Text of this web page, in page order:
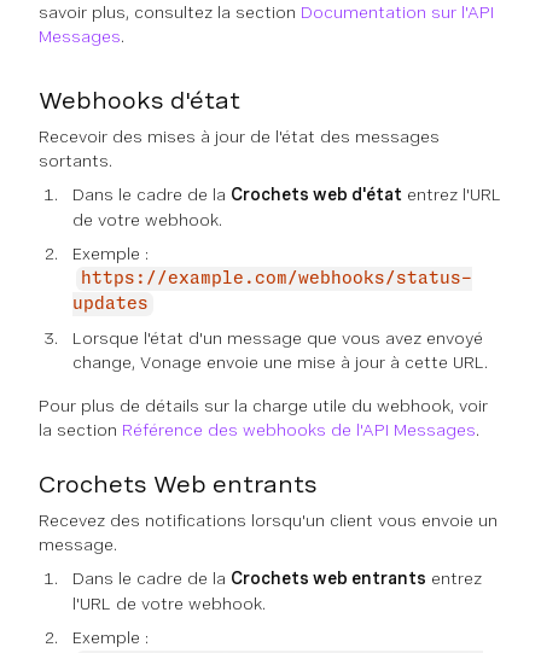
savoir plus, consultez la section Documentation sur l'API
Messages.
Webhooks d'état
Recevoir des mises à jour de l'état des messages
sortants.
Dans le cadre de la Crochets web d'état entrez l'URL
de votre webhook.
Exemple :
https://example.com/webhooks/status-
updates
Lorsque l'état d'un message que vous avez envoyé
change, Vonage envoie une mise à jour à cette URL.
Pour plus de détails sur la charge utile du webhook, voir
la section Référence des webhooks de l'API Messages.
Crochets Web entrants
Recevez des notifications lorsqu'un client vous envoie un
message.
Dans le cadre de la Crochets web entrants entrez
l'URL de votre webhook.
Exemple :